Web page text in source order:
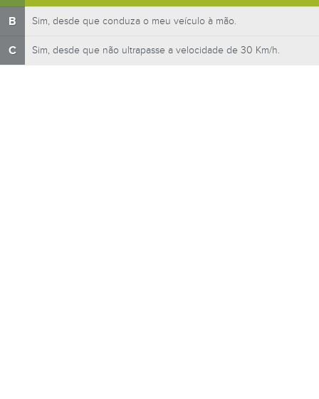
B Sim, desde que conduza o meu veículo à mão.
C Sim, desde que não ultrapasse a velocidade de 30 Km/h.